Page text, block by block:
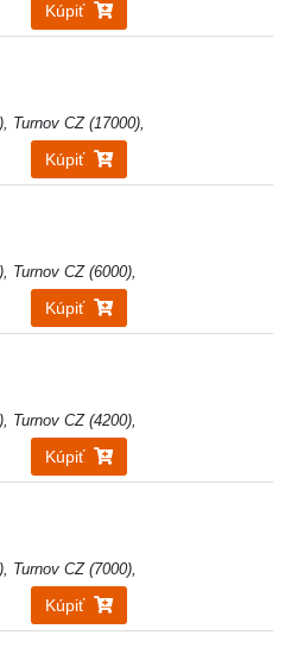
Kúpiť
Turnov CZ (17000),
Kúpiť
Turnov CZ (6000),
Kúpiť
Turnov CZ (4200),
Kúpiť
Turnov CZ (7000),
Kúpiť